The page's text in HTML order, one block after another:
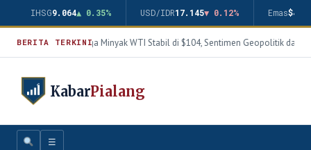
IHSG9.064▲ 0.35% USD/IDR17.145▼ 0.12% Emas
BERITA TERKINIHarga Minyak WTI Stabil di $104, Sentimen Geopolitik dan
KabarPialang
☰